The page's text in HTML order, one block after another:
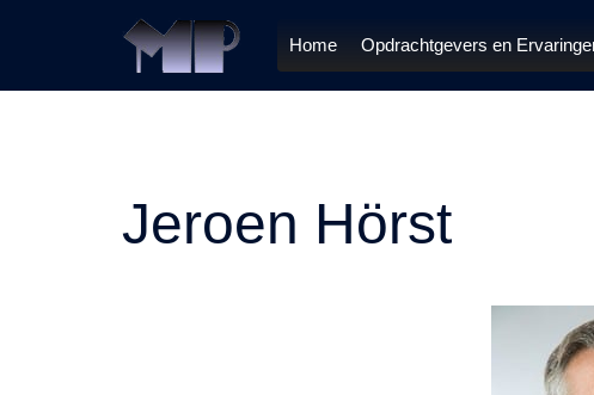
Home Opdrachtgevers en
Jeroen Hörst